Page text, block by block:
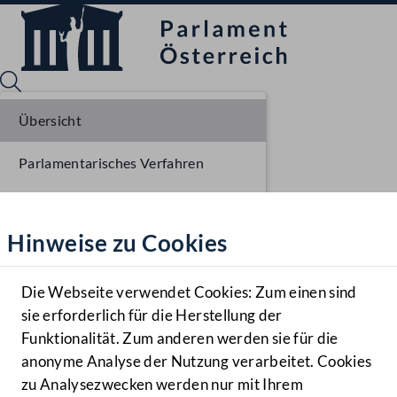
Hilfe
Benutzer
Navigationsmenü öffnen
MENÜ
Hinweise zu Cookies
Die Webseite verwendet Cookies: Zum einen sind
sie erforderlich für die Herstellung der
Funktionalität. Zum anderen werden sie für die
anonyme Analyse der Nutzung verarbeitet. Cookies
zu Analysezwecken werden nur mit Ihrem
Übersicht
Parlamentarisches Verfahren
Ausschussberatungen NR
Plenarberatungen NR
Einlangen BR
Ausschussberatungen BR